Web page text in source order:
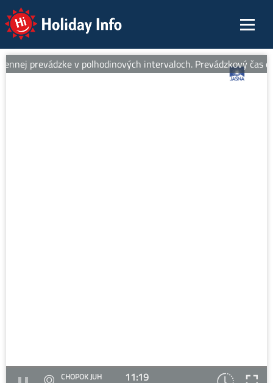
Holiday Info
prevádzke v polhodinových intervaloch. Prevádzkový čas
CHOPOK JUH
11:19